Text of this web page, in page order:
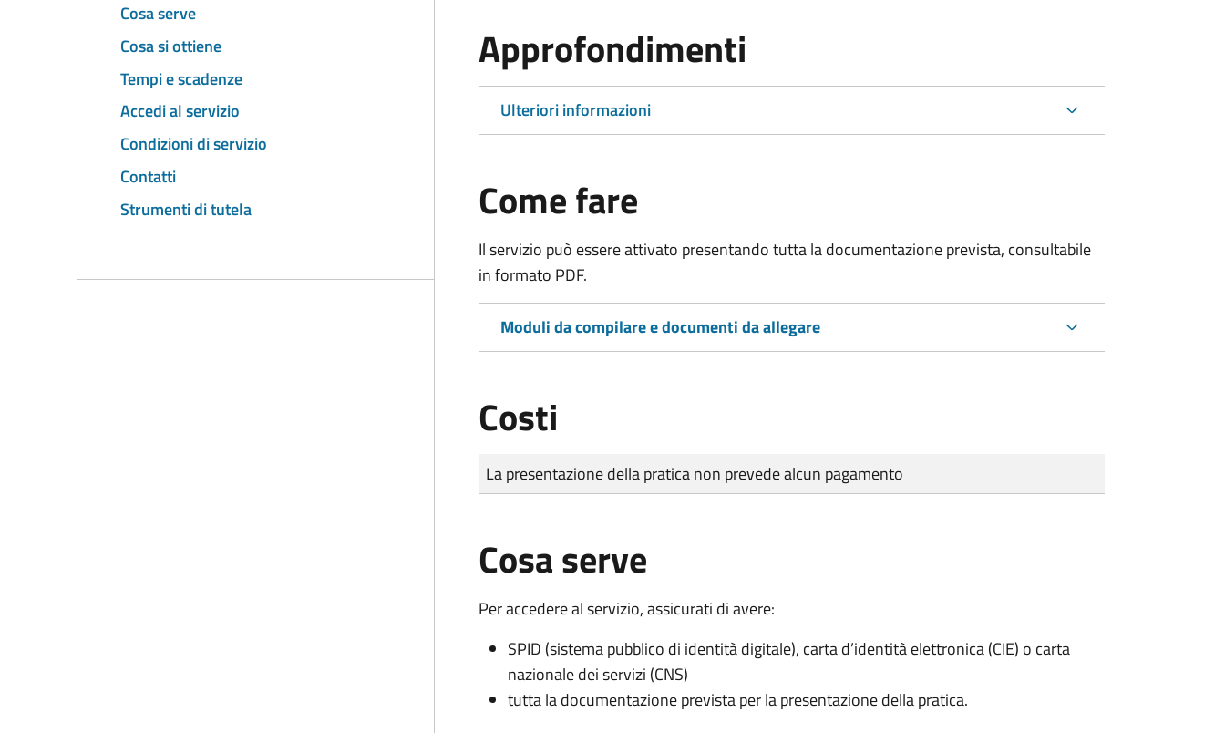
Cosa serve
Cosa si ottiene
Tempi e scadenze
Accedi al servizio
Condizioni di servizio
Contatti
Strumenti di tutela
Approfondimenti
Ulteriori informazioni
Come fare
Il servizio può essere attivato presentando tutta la documentazione prevista, consultabile
in formato PDF.
Moduli da compilare e documenti da allegare
Costi
Tipo di pagamento
Importo
La presentazione della pratica non prevede alcun pagamento
Cosa serve
Per accedere al servizio, assicurati di avere:
SPID (sistema pubblico di identità digitale), carta d’identità elettronica (CIE) o carta
nazionale dei servizi (CNS)
tutta la documentazione prevista per la presentazione della pratica.